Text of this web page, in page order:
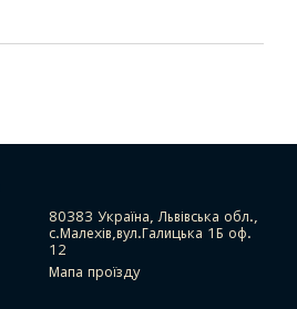
80383 Україна, Львівська обл.,
с.Малехів,вул.Галицька 1Б оф.
12
Мапа проїзду